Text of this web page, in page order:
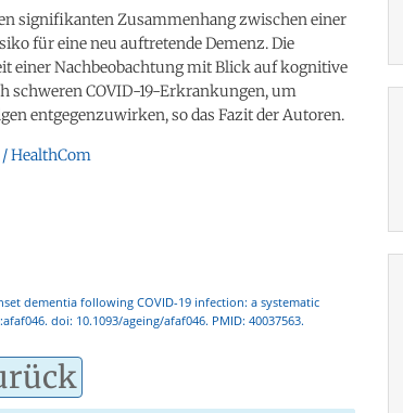
signifikanten Zusammenhang zwischen einer
für eine neu auftretende Demenz. Die
einer Nachbeobachtung mit Blick auf kognitive
COVID-19-Erkrankungen, um
entgegenzuwirken, so das Fazit der Autoren.
HealthCom
dementia following COVID-19 infection: a systematic
doi: 10.1093/ageing/afaf046. PMID: 40037563.